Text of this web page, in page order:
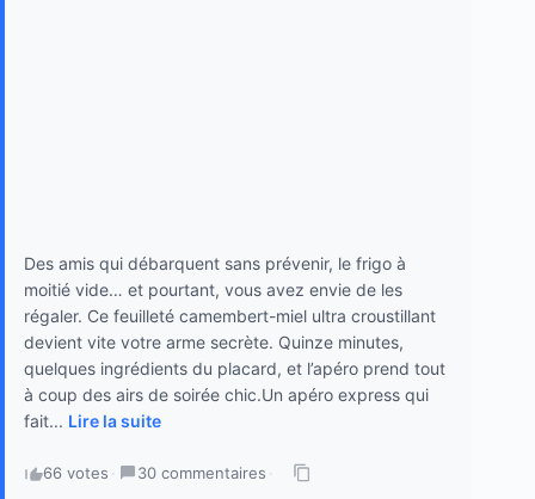
Des amis qui débarquent sans prévenir, le frigo à
moitié vide… et pourtant, vous avez envie de les
régaler. Ce feuilleté camembert-miel ultra croustillant
devient vite votre arme secrète. Quinze minutes,
quelques ingrédients du placard, et l’apéro prend tout
à coup des airs de soirée chic.Un apéro express qui
fait... Lire la suite
66 votes · 30 commentaires ·